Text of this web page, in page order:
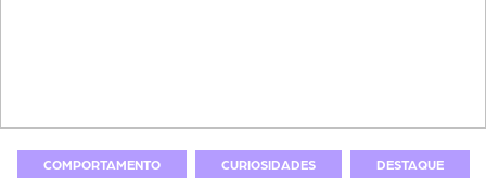
COMPORTAMENTO CURIOSIDADES DESTAQUE